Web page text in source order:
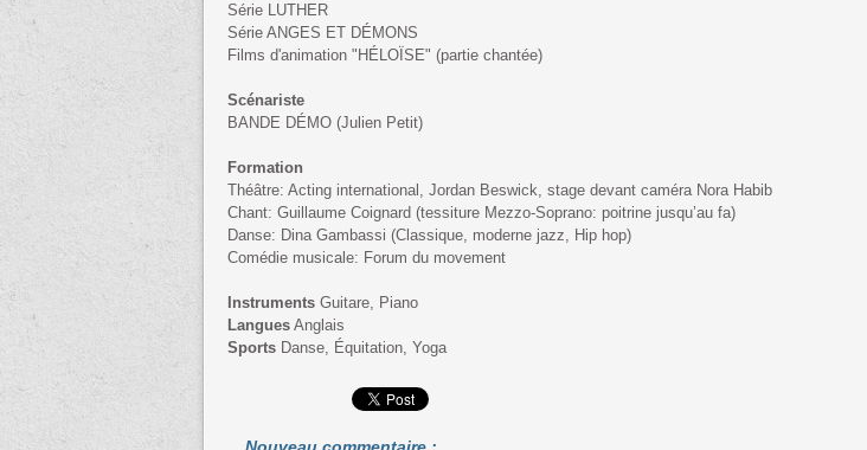
Série LUTHER
Série ANGES ET DÉMONS
Films d'animation "HÉLOÏSE" (partie chantée)
Scénariste
BANDE DÉMO (Julien Petit)
Formation
Théâtre: Acting international, Jordan Beswick, stage devant caméra Nora Habib
Chant: Guillaume Coignard (tessiture Mezzo-Soprano: poitrine jusqu’au fa)
Danse: Dina Gambassi (Classique, moderne jazz, Hip hop)
Comédie musicale: Forum du movement
Instruments Guitare, Piano
Langues Anglais
Sports Danse, Équitation, Yoga